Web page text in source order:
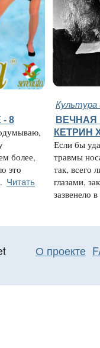
Культура
8
более,
это
Читать
ВЕЧНАЯ
КЕТРИН
Если бы
травмы
так, всего
глазами,
зазвенело
О проекте